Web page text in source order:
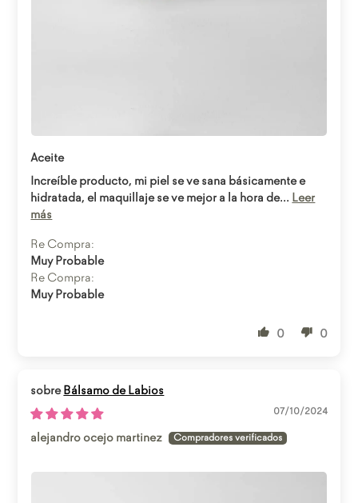
Aceite
Increíble producto, mi piel se ve sana básicamente e
hidratada, el maquillaje se ve mejor a la hora de... Leer
más
Re Compra:
Muy Probable
Re Compra:
Muy Probable
0 0
Bálsamo de Labios
07/10/2024
alejandro ocejo martinez